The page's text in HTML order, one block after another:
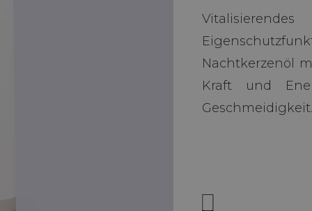
Nachtkerzenöl
Kraft und
Geschmeidigkeit.